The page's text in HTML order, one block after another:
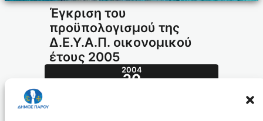
Έγκριση του
προϋπολογισμού της
Δ.Ε.Υ.Α.Π. οικονομικού
έτους 2005
2004
20